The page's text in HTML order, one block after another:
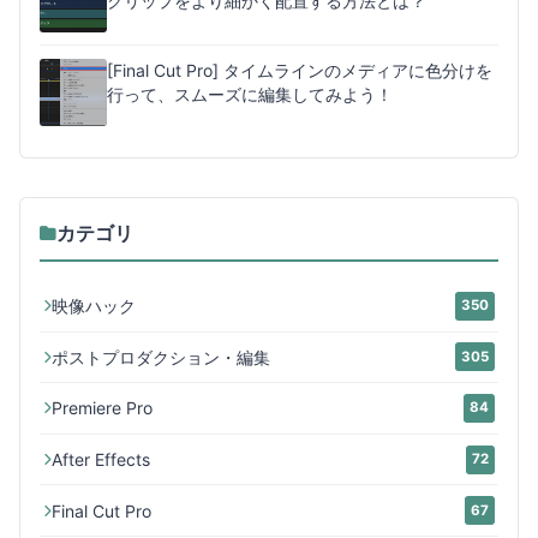
[Final Cut Pro] タイムラインのメディアに色分けを
行って、スムーズに編集してみよう！
カテゴリ
映像ハック 350
ポストプロダクション・編集 305
Premiere Pro 84
After Effects 72
Final Cut Pro 67